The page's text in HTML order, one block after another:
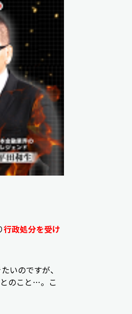
行政処分を受け
いのですが、
のこと…。こ